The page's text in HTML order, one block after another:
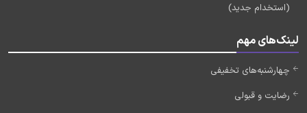
(استخدام جدید)
لینک‌های مهم
چهارشنبه‌های تخفیفی
رضایت و قبولی